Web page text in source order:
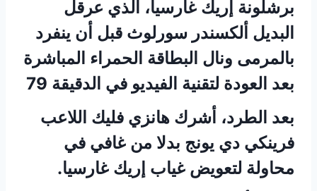
برشلونة إريك غارسيا، الذي عرقل
البديل ألكسندر سورلوث قبل أن ينفرد
بالمرمى ونال البطاقة الحمراء المباشرة
بعد العودة لتقنية الفيديو في الدقيقة 79
بعد الطرد، أشرك هانزي فليك اللاعب
فرينكي دي يونج بدلا من غافي في
محاولة لتعويض غياب إريك غارسيا.